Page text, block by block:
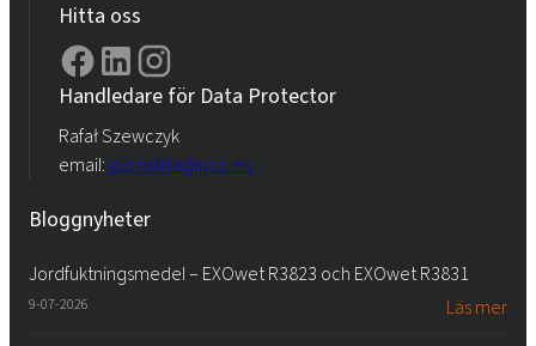
Hitta oss
Handledare för Data Protector
Rafał Szewczyk
email: iod.rokita@pcc.eu
Bloggnyheter
Jordfuktningsmedel – EXOwet R3823 och EXOwet R3831
9-07-2026 Läs mer